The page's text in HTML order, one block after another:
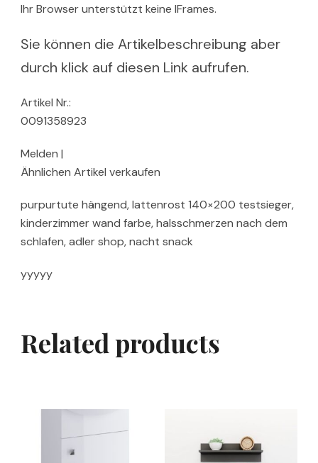
Ihr Browser unterstützt keine IFrames.
Sie können die Artikelbeschreibung aber
durch klick auf diesen Link aufrufen.
Artikel Nr.:
0091358923
Melden |
Ähnlichen Artikel verkaufen
purpurtute hängend, lattenrost 140×200 testsieger,
kinderzimmer wand farbe, halsschmerzen nach dem
schlafen, adler shop, nacht snack
yyyyy
Related products